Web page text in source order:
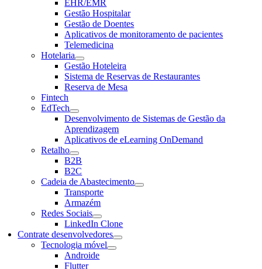
EHR/EMR
Gestão Hospitalar
Gestão de Doentes
Aplicativos de monitoramento de pacientes
Telemedicina
Hotelaria
Gestão Hoteleira
Sistema de Reservas de Restaurantes
Reserva de Mesa
Fintech
EdTech
Desenvolvimento de Sistemas de Gestão da
Aprendizagem
Aplicativos de eLearning OnDemand
Retalho
B2B
B2C
Cadeia de Abastecimento
Transporte
Armazém
Redes Sociais
LinkedIn Clone
Contrate desenvolvedores
Tecnologia móvel
Androide
Flutter